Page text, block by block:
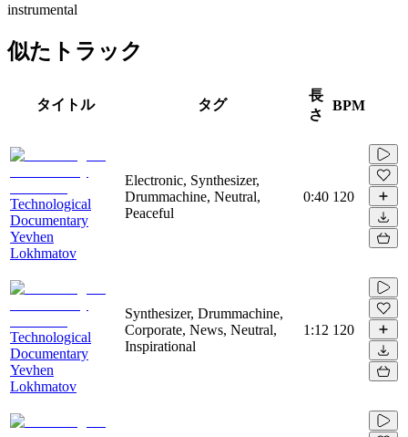
instrumental
似たトラック
タイトル タグ
長
さ
BPM
Technological
Documentary
Yevhen
Lokhmatov
Electronic, Synthesizer,
Drummachine, Neutral,
Peaceful
0:40 120
Technological
Documentary
Yevhen
Lokhmatov
Synthesizer, Drummachine,
Corporate, News, Neutral,
Inspirational
1:12 120